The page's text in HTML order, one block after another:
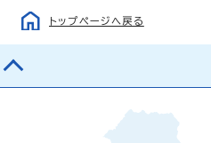
トップページへ戻る